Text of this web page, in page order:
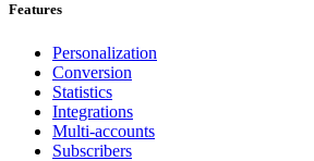
Features
Personalization
Conversion
Statistics
Integrations
Multi-accounts
Subscribers